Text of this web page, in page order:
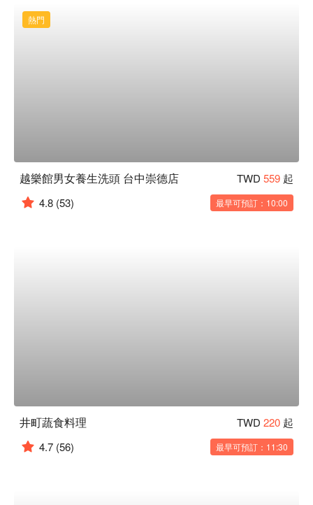
熱門
越樂館男女養生洗頭 台中崇德店 TWD 559 起
4.8 (53) 最早可預訂：10:00
井町蔬食料理 TWD 220 起
4.7 (56) 最早可預訂：11:30